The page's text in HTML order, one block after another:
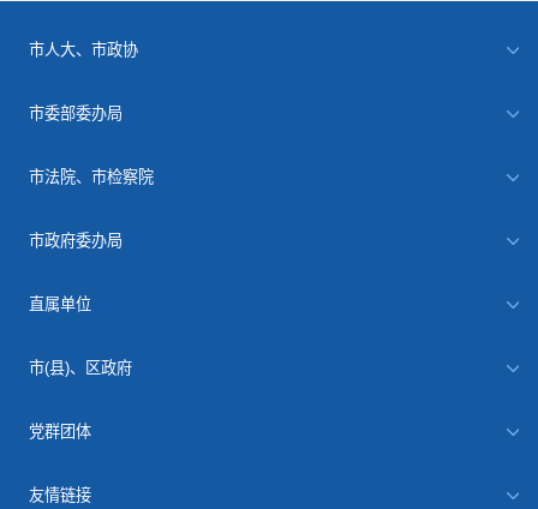
市人大、市政协
市委部委办局
市法院、市检察院
市政府委办局
直属单位
市(县)、区政府
党群团体
友情链接